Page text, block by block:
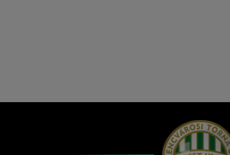
Hírek